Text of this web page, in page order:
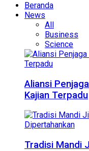
Beranda
News
All
Business
Science
Aliansi
Kajian Terpadu
Tradisi Mandi